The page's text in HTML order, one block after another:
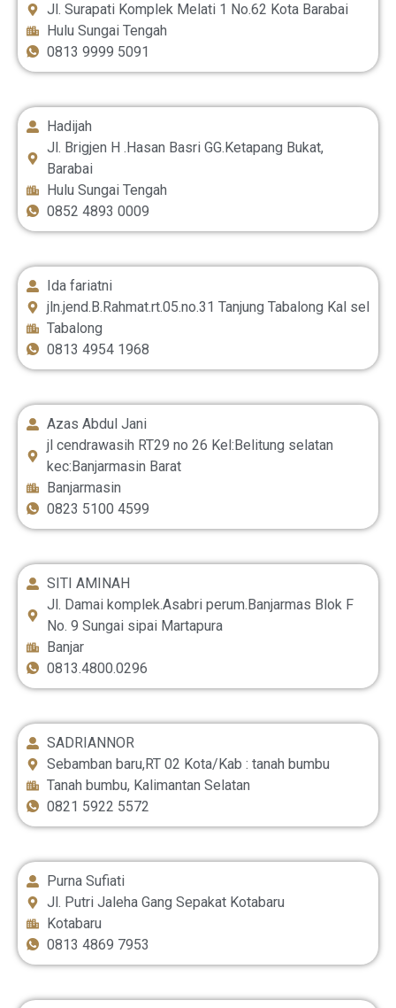
Jl. Surapati Komplek Melati 1 No.62 Kota Barabai
Hulu Sungai Tengah
0813 9999 5091
Hadijah
Jl. Brigjen H .Hasan Basri GG.Ketapang Bukat,
Barabai
Hulu Sungai Tengah
0852 4893 0009
Ida fariatni
jln.jend.B.Rahmat.rt.05.no.31 Tanjung Tabalong Kal sel
Tabalong
0813 4954 1968
Azas Abdul Jani
jl cendrawasih RT29 no 26 Kel:Belitung selatan
kec:Banjarmasin Barat
Banjarmasin
0823 5100 4599
SITI AMINAH
Jl. Damai komplek.Asabri perum.Banjarmas Blok F
No. 9 Sungai sipai Martapura
Banjar
0813.4800.0296
SADRIANNOR
Sebamban baru,RT 02 Kota/Kab : tanah bumbu
Tanah bumbu, Kalimantan Selatan
0821 5922 5572
Purna Sufiati
Jl. Putri Jaleha Gang Sepakat Kotabaru
Kotabaru
0813 4869 7953